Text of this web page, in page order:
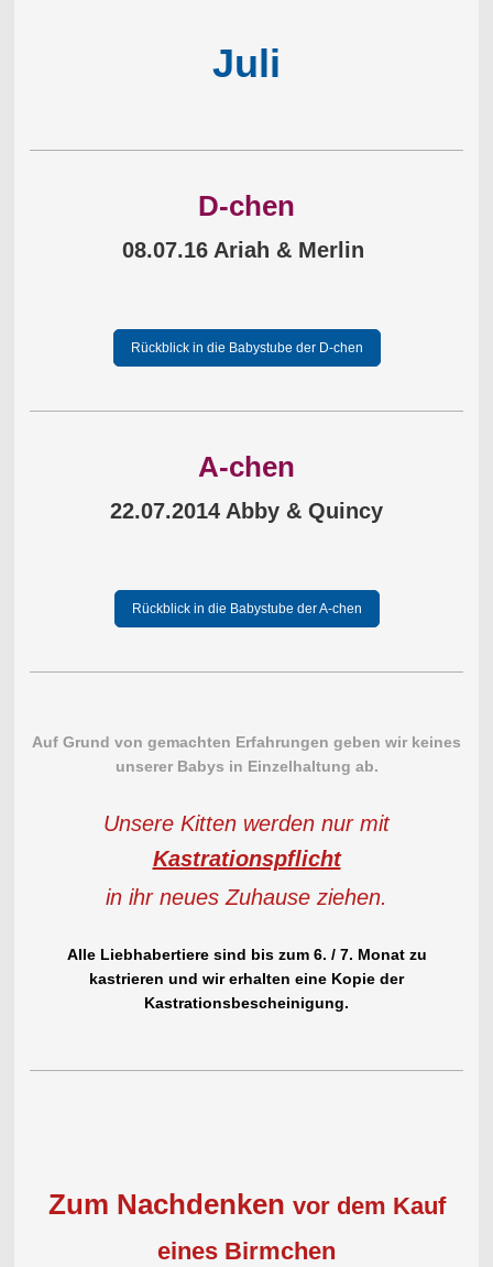
Juli
D-chen
08.07.16 Ariah & Merlin
Rückblick in die Babystube der D-chen
A-chen
22.07.2014 Abby & Quincy
Rückblick in die Babystube der A-chen
Auf Grund von gemachten Erfahrungen geben wir keines
unserer Babys in Einzelhaltung ab.
Unsere Kitten werden nur mit
Kastrationspflicht
in ihr neues Zuhause ziehen.
Alle Liebhabertiere sind bis zum 6. / 7. Monat zu
kastrieren und wir erhalten eine Kopie der
Kastrationsbescheinigung.
Zum Nachdenken vor dem Kauf
eines Birmchen